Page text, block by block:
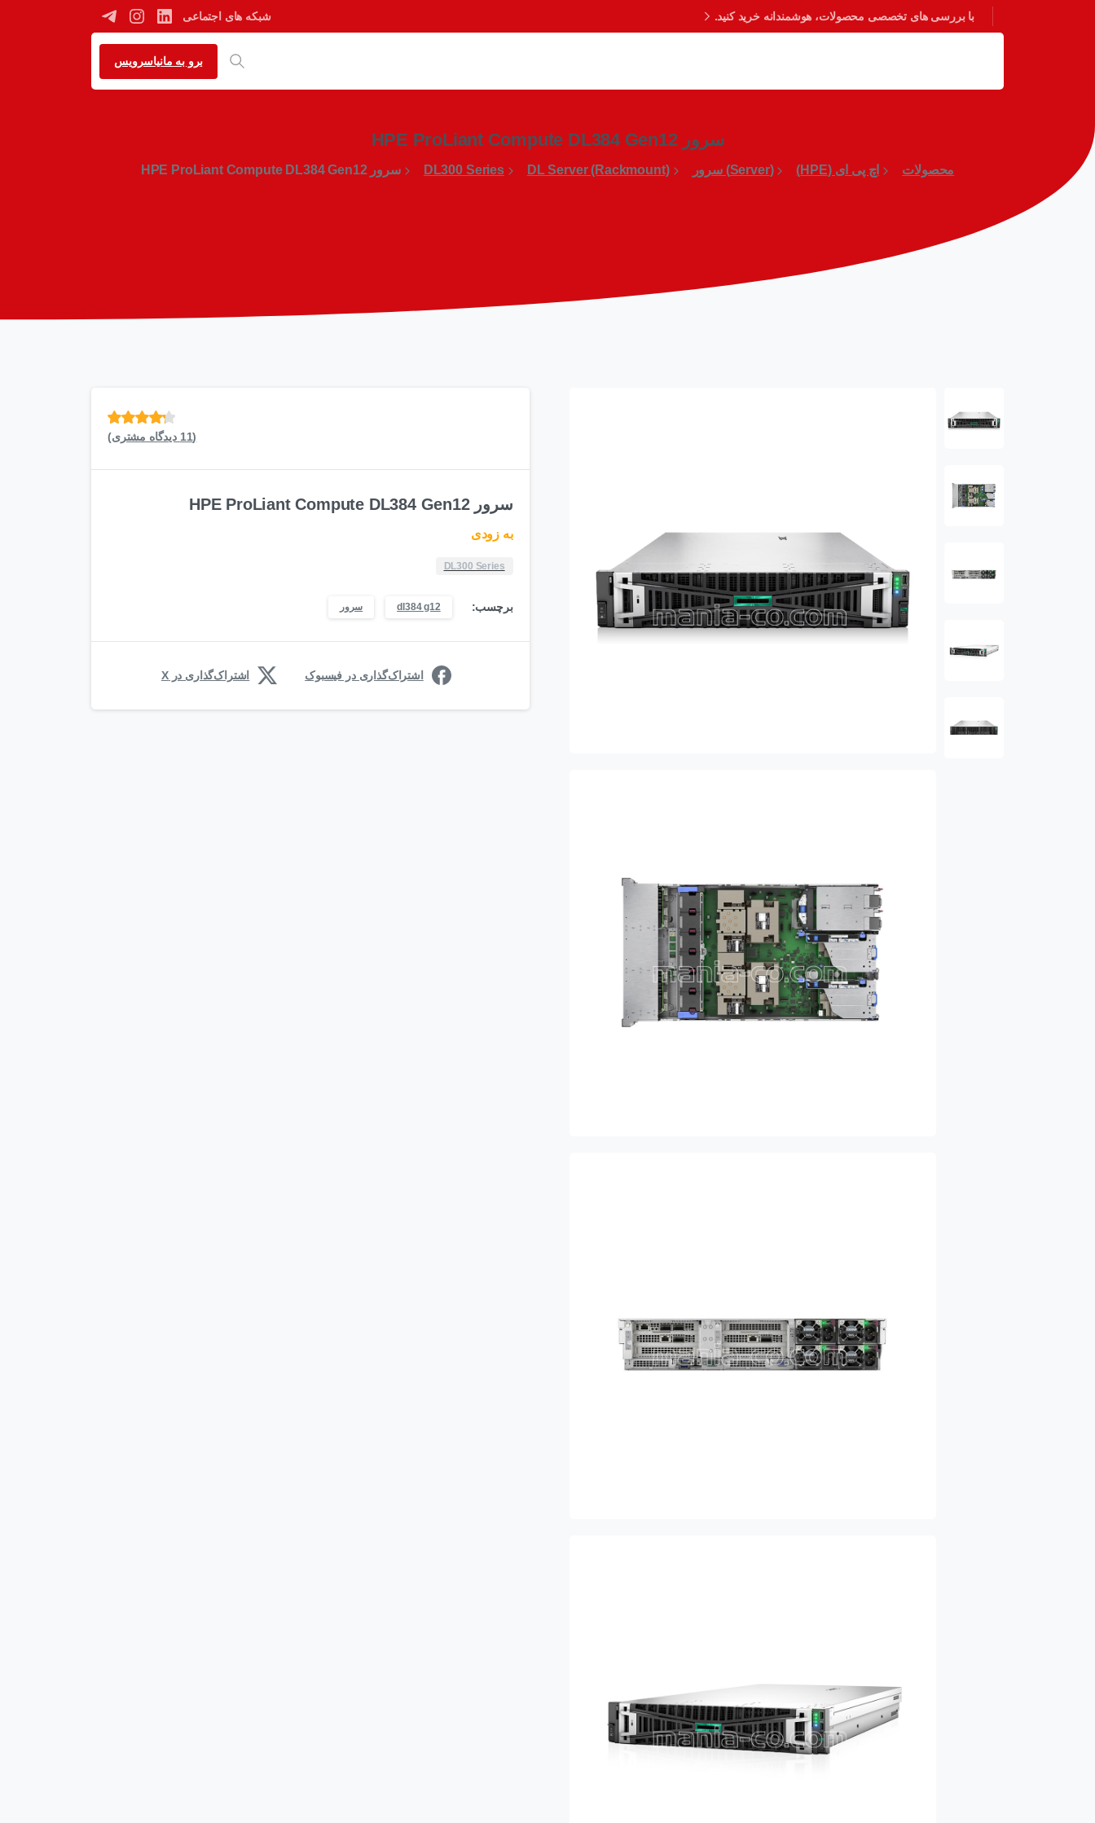
با بررسی های تخصصی محصولات، هوشمندانه خرید کنید. شبکه های اجتماعی
برو به مانیاسرویس
سرور HPE ProLiant Compute DL384 Gen12
محصولات اچ پی ای (HPE) (Server) سرور DL Server (Rackmount)
DL300 Series سرور HPE ProLiant Compute DL384 Gen12
امتیازدهی
(
11 دیدگاه مشتری)
سرور HPE ProLiant Compute DL384 Gen12
به زودی
DL300 Series
برچسب: dl384 g12 سرور
اشتراک‌گذاری در فیسبوک اشتراک‌گذاری در X